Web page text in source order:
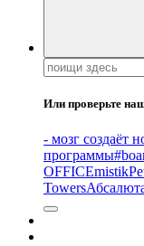
Поиск:
Или проверьте
- мозг создаёт
программы
OFFICEmistik
TowersАбсалют